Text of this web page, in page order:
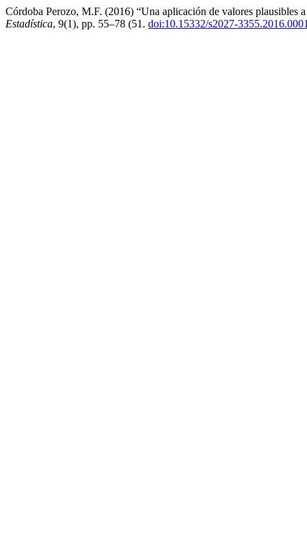
Córdoba Perozo, M.F. (2016) “Una aplicación de valores plausibles
Estadística, 9(1), pp. 55–78 (51. doi:10.15332/s2027-